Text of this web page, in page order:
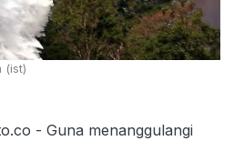
(ist)
- Guna menanggulangi